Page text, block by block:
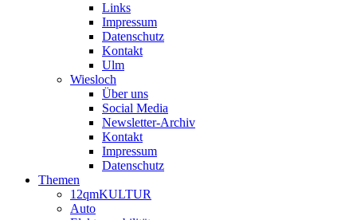
Links
Impressum
Datenschutz
Kontakt
Ulm
Wiesloch
Über uns
Social Media
Newsletter-Archiv
Kontakt
Impressum
Datenschutz
Themen
12qmKULTUR
Auto